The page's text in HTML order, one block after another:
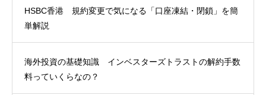
HSBC香港 規約変更で気になる「口座凍結・閉鎖」を簡
単解説
海外投資の基礎知識 インベスターズトラストの解約手数
料っていくらなの？